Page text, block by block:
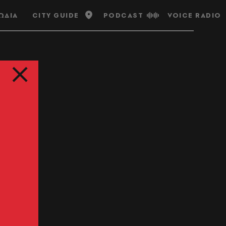
CITY GUIDE PODCAST VOICE RADIO